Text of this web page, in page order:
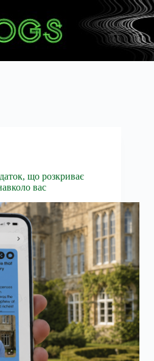
що розкриває
вас